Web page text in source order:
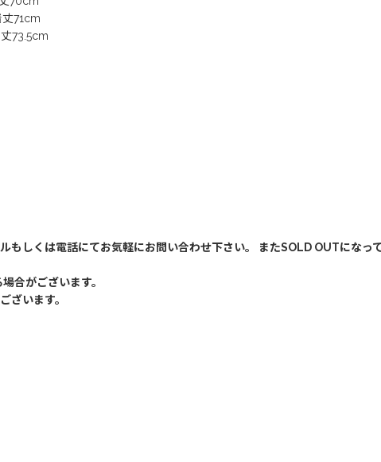
71cm
73.5cm
もしくは電話にてお気軽にお問い合わせ下さい。 またSOLD OUTになっ
合がございます。
ざいます。